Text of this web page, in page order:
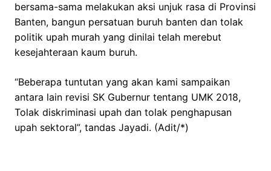
bersama-sama melakukan aksi unjuk rasa di Provinsi
Banten, bangun persatuan buruh banten dan tolak
politik upah murah yang dinilai telah merebut
kesejahteraan kaum buruh.
“Beberapa tuntutan yang akan kami sampaikan
antara lain revisi SK Gubernur tentang UMK 2018,
Tolak diskriminasi upah dan tolak penghapusan
upah sektoral”, tandas Jayadi. (Adit/*)